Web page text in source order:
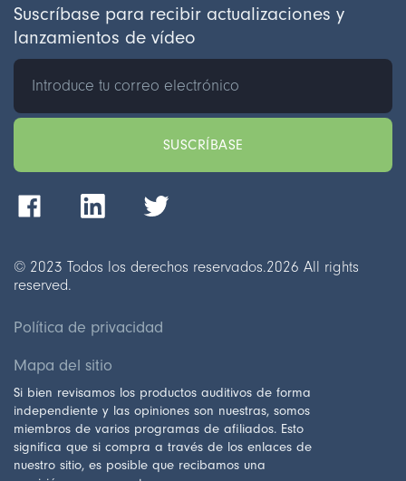
© 2023 Todos los derechos reservados.2026 All rights
reserved.
Política de privacidad
Mapa del sitio
Si bien revisamos los productos auditivos de forma
independiente y las opiniones son nuestras, somos
miembros de varios programas de afiliados. Esto
significa que si compra a través de los enlaces de
nuestro sitio, es posible que recibamos una
Suscríbase para recibir actualizaciones y
lanzamientos de vídeo